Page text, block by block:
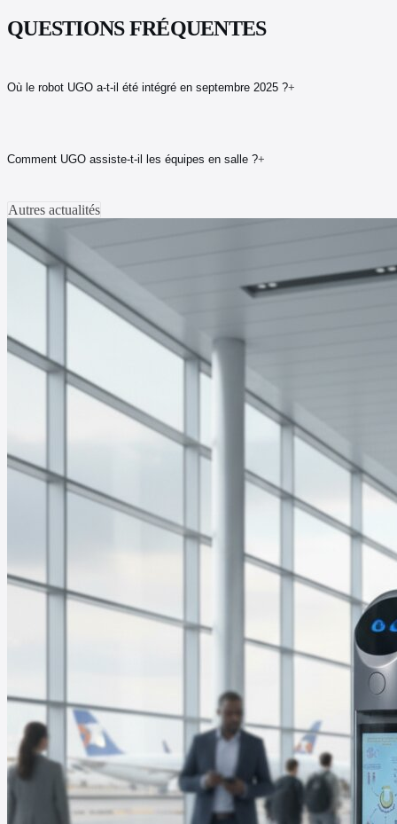
QUESTIONS FRÉQUENTES
Où le robot UGO a-t-il été intégré en septembre 2025 ?+
Comment UGO assiste-t-il les équipes en salle ?+
Autres actualités